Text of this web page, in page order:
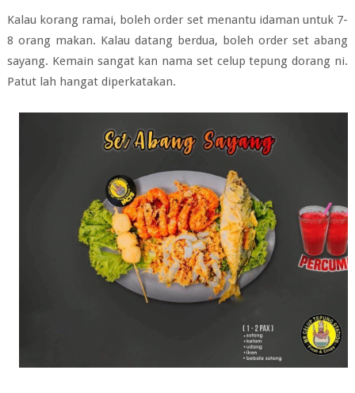
Kalau korang ramai, boleh order set menantu idaman untuk 7-
8 orang makan. Kalau datang berdua, boleh order set abang
sayang. Kemain sangat kan nama set celup tepung dorang ni.
Patut lah hangat diperkatakan.